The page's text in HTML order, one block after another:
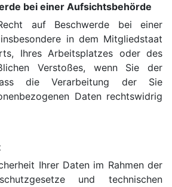
bei einer Aufsichtsbehörde
auf Beschwerde bei einer
in dem Mitgliedstaat
Ihres Arbeitsplatzes oder des
Verstoßes, wenn Sie der
die Verarbeitung der Sie
Daten rechtswidrig
Ihrer Daten im Rahmen der
und technischen